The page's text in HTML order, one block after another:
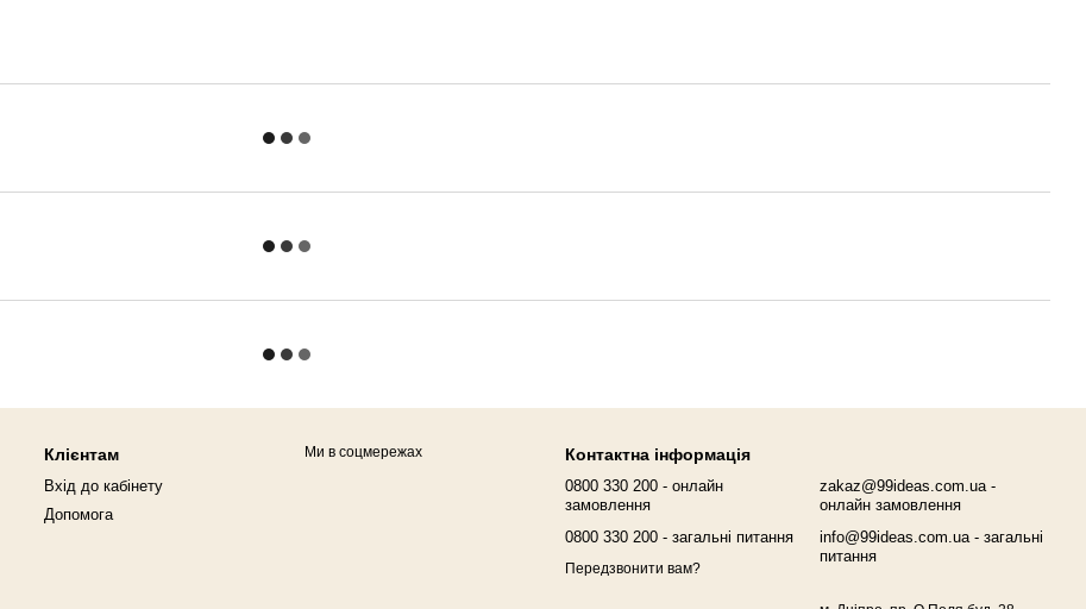
Клієнтам
Вхід до кабінету
Допомога
Ми в соцмережах Контактна інформація
0800 330 200 - онлайн
замовлення
0800 330 200 - загальні питання
Передзвонити вам?
zakaz@99ideas.com.ua -
онлайн замовлення
info@99ideas.com.ua - загальні
питання